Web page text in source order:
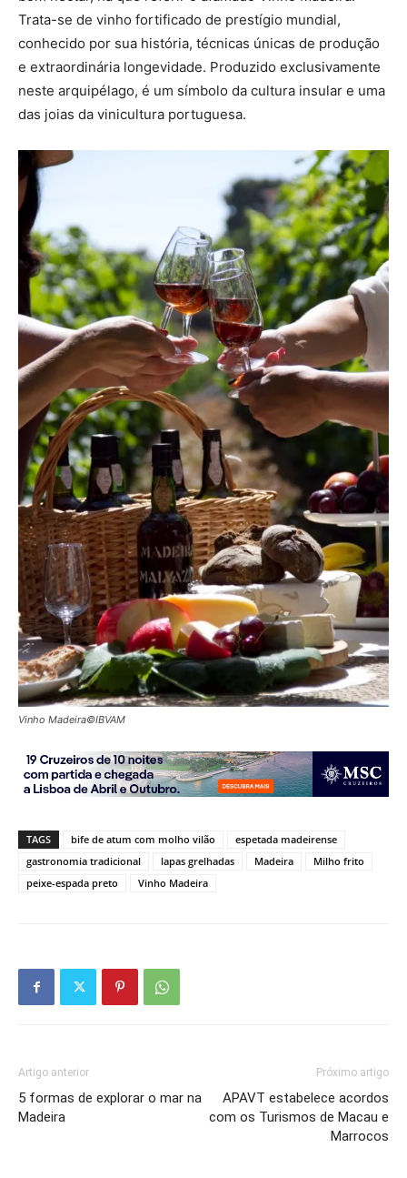
Trata-se de vinho fortificado de prestígio mundial,
conhecido por sua história, técnicas únicas de produção
e extraordinária longevidade. Produzido exclusivamente
neste arquipélago, é um símbolo da cultura insular e uma
das joias da vinicultura portuguesa.
Vinho Madeira©IBVAM
TAGS bife de atum com molho vilão
espetada madeirense
gastronomia tradicional
lapas grelhadas Madeira
Milho frito
peixe-espada preto
Vinho Madeira
Artigo anterior
5 formas de explorar o mar na
Madeira
Próximo artigo
APAVT estabelece acordos
com os Turismos de Macau e
Marrocos